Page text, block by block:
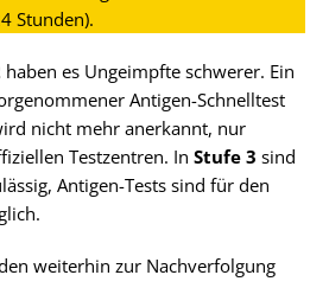
Stunden).
haben es Ungeimpfte schwerer. Ein
Antigen-Schnelltest
nicht mehr anerkannt, nur
Testzentren. In Stufe 3 sind
Antigen-Tests sind für den
weiterhin zur Nachverfolgung